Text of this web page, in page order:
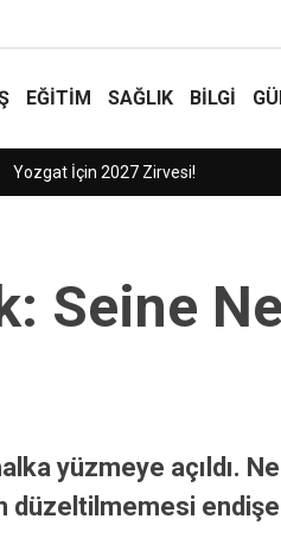
EĞİTİM SAĞLIK BİLGİ
Seine
yüzmeye açıldı.
endişe